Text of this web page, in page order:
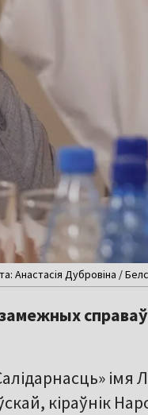
Анастасія Дубровіна /
замежных
імя
кіраўнік